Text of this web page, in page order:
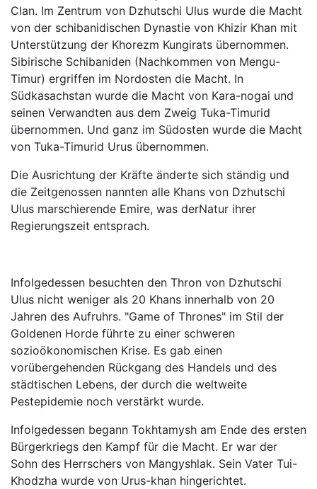
Clan. Im Zentrum von Dzhutschi Ulus wurde die Macht
von der schibanidischen Dynastie von Khizir Khan mit
Unterstützung der Khorezm Kungirats übernommen.
Sibirische Schibaniden (Nachkommen von Mengu-
Timur) ergriffen im Nordosten die Macht. In
Südkasachstan wurde die Macht von Kara-nogai und
seinen Verwandten aus dem Zweig Tuka-Timurid
übernommen. Und ganz im Südosten wurde die Macht
von Tuka-Timurid Urus übernommen.
Die Ausrichtung der Kräfte änderte sich ständig und
die Zeitgenossen nannten alle Khans von Dzhutschi
Ulus marschierende Emire, was derNatur ihrer
Regierungszeit entsprach.
Infolgedessen besuchten den Thron von Dzhutschi
Ulus nicht weniger als 20 Khans innerhalb von 20
Jahren des Aufruhrs. "Game of Thrones" im Stil der
Goldenen Horde führte zu einer schweren
sozioökonomischen Krise. Es gab einen
vorübergehenden Rückgang des Handels und des
städtischen Lebens, der durch die weltweite
Pestepidemie noch verstärkt wurde.
Infolgedessen begann Tokhtamysh am Ende des ersten
Bürgerkriegs den Kampf für die Macht. Er war der
Sohn des Herrschers von Mangyshlak. Sein Vater Tui-
Khodzha wurde von Urus-khan hingerichtet.